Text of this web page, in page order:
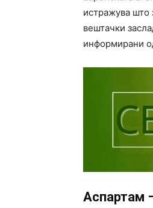
истражува што
вештачки
информирани
Аспартам